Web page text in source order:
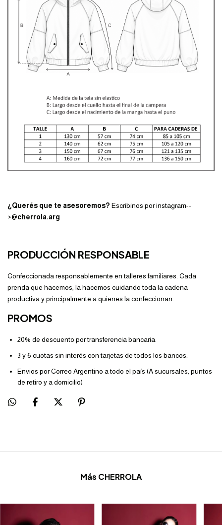
¿Querés que te asesoremos? Escribinos por instagram--
>@cherrola.arg
PRODUCCIÓN RESPONSABLE
Confeccionada responsablemente en talleres familiares. Cada
prenda que hacemos, la hacemos cuidando toda la cadena
productiva y principalmente a quienes la confeccionan.
PROMOS
20% de descuento por transferencia bancaria.
3 y 6 cuotas sin interés con tarjetas de todos los bancos.
Envios por Correo Argentino a todo el país (A sucursales, puntos
de retiro y a domicilio)
Más CHERROLA